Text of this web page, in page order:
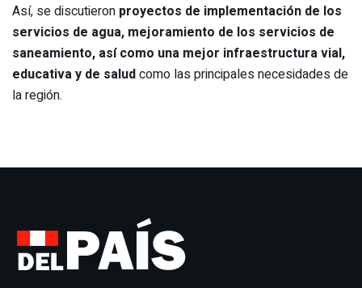
Así, se discutieron proyectos de implementación de los
servicios de agua, mejoramiento de los servicios de
saneamiento, así como una mejor infraestructura vial,
educativa y de saludcomo las principales necesidades de
la región.